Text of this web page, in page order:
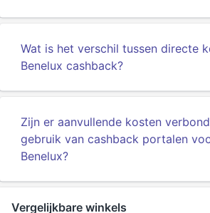
Wat is het verschil tussen directe
Benelux cashback?
Zijn er aanvullende kosten
gebruik van cashback portalen
Benelux?
Vergelijkbare winkels